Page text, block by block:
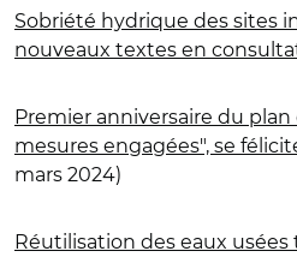
Sobriété hydrique des sites
nouveaux textes en
Premier anniversaire du plan
mesures engagées", se
mars 2024)
Réutilisation des eaux usées